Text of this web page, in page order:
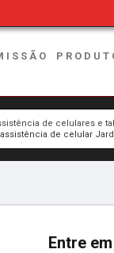
de celulares e
assistência de celular
Entre